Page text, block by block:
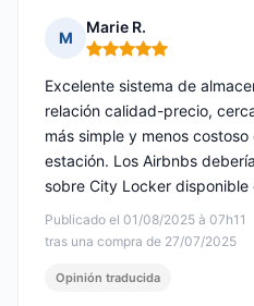
M
Marie R.
Nota: 5 de 5
Publicado el 01/08/2025 à 07h11
tras una compra de 27/07/2025
Excelente sistema de
relación calidad-precio,
más simple y menos
estación. Los Airbnbs
sobre City Locker disponible
Opinión traducida